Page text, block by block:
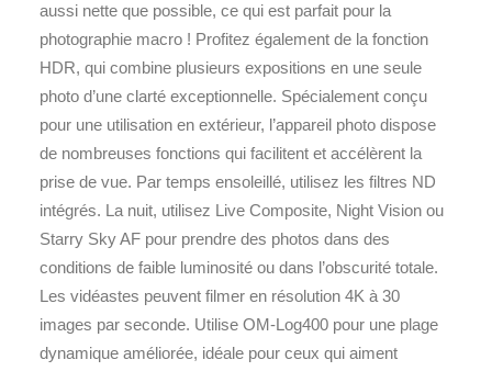
aussi nette que possible, ce qui est parfait pour la
photographie macro ! Profitez également de la fonction
HDR, qui combine plusieurs expositions en une seule
photo d’une clarté exceptionnelle. Spécialement conçu
pour une utilisation en extérieur, l’appareil photo dispose
de nombreuses fonctions qui facilitent et accélèrent la
prise de vue. Par temps ensoleillé, utilisez les filtres ND
intégrés. La nuit, utilisez Live Composite, Night Vision ou
Starry Sky AF pour prendre des photos dans des
conditions de faible luminosité ou dans l’obscurité totale.
Les vidéastes peuvent filmer en résolution 4K à 30
images par seconde. Utilise OM-Log400 pour une plage
dynamique améliorée, idéale pour ceux qui aiment